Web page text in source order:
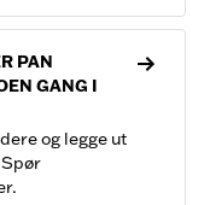
PAN
GANG I
og legge ut